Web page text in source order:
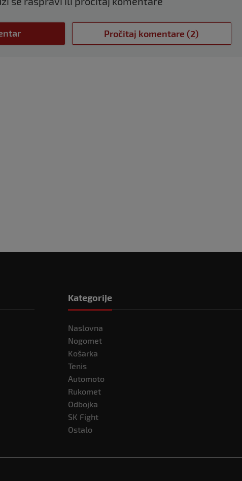
Pročitaj komentare (2)
Kategorije
Naslovna
Nogomet
Košarka
Tenis
Automoto
Rukomet
Odbojka
SK Fight
Ostalo